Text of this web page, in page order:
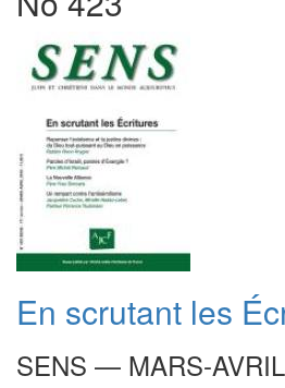
En scrutant les
SENS — MARS-